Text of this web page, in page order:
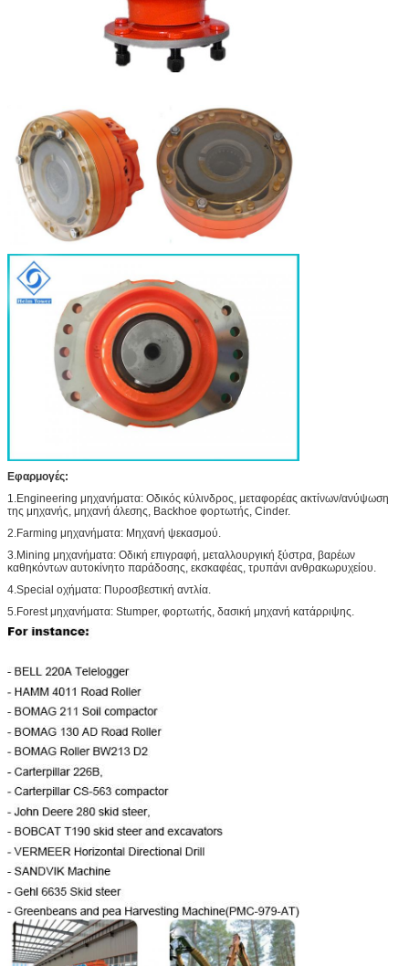
Εφαρμογές:
1.Engineering μηχανήματα: Οδικός κύλινδρος, μεταφορέας ακτίνων/ανύψωση
της μηχανής, μηχανή άλεσης, Backhoe φορτωτής, Cinder.
2.Farming μηχανήματα: Μηχανή ψεκασμού.
3.Mining μηχανήματα: Οδική επιγραφή, μεταλλουργική ξύστρα, βαρέων
καθηκόντων αυτοκίνητο παράδοσης, εκσκαφέας, τρυπάνι ανθρακωρυχείου.
4.Special οχήματα: Πυροσβεστική αντλία.
5.Forest μηχανήματα: Stumper, φορτωτής, δασική μηχανή κατάρριψης.